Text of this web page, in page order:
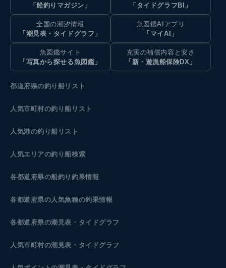
「船釣りマガジン」
「タイドグラフBI」
全国の潮汐情報
「潮見表・タイドグラフ」
魚図鑑AIアプリ
「マイAI」
魚図鑑サイト
「写真から探せる魚図鑑」
充実の補償内容と安さ
「新・遊漁船保険DX」
都道府県の釣り船リスト
人気市町村の釣り船リスト
人気港の釣り船リスト
人気エリアの釣り船検索
各都道府県の船釣り釣果情報
各都道府県の人気魚種の釣果情報
各都道府県の潮見表 ・タイドグラフ
人気市町村の潮見表・タイドグラフ